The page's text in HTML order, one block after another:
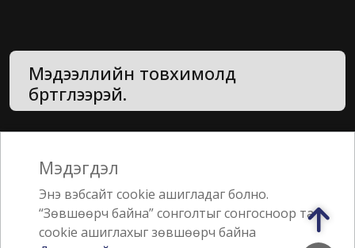
Мэдээллийн товхимолд
бүртгүүлээрэй.
Санал, хүсэлт
Jebsen & Jessen Группийн гишүүн
Мэдэгдэл
Энэ вэбсайт cookie ашигладаг болно.
“Зөвшөөрч байна” сонголтыг сонгосноор та
cookie ашиглахыг зөвшөөрч байна